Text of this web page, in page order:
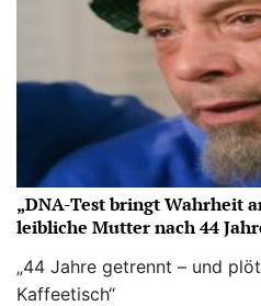
„DNA-Test bringt Wahrheit
leibliche Mutter nach 44
„44 Jahre getrennt – und
Kaffeetisch“